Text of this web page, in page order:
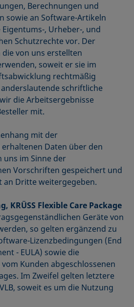
Berechnungen und
sowie an Software-Artikeln
, Urheber-, und
Schutzrechte vor. Der
von uns erstellten
soweit er sie im
rechtmäßig
schriftliche
die Arbeitsergebnisse
mit.
mit der
Daten über den
uns im Sinne der
Vorschriften gespeichert und
Dritte weitergegeben.
KRÜSS Flexible Care Package
Geräte von
so gelten ergänzend zu
Lizenzbedingungen (End
- EULA) sowie die
Kunden abgeschlossenen
Im Zweifel gelten letztere
soweit es um die Nutzung